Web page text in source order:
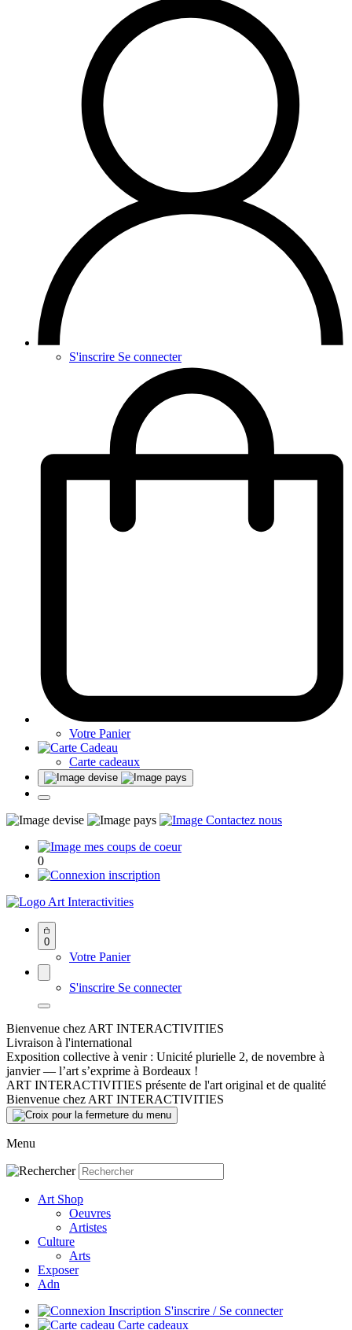
S'inscrire Se connecter
Votre Panier
Carte cadeaux
0
Art Interactivities
0
Votre Panier
S'inscrire Se connecter
Bienvenue chez ART INTERACTIVITIES
Livraison à l'international
Exposition collective à venir : Unicité plurielle 2, de novembre à
janvier — l’art s’exprime à Bordeaux !
ART INTERACTIVITIES présente de l'art original et de qualité
Bienvenue chez ART INTERACTIVITIES
Menu
Art Shop
Oeuvres
Artistes
Culture
Arts
Exposer
Adn
S'inscrire / Se connecter
Carte cadeaux